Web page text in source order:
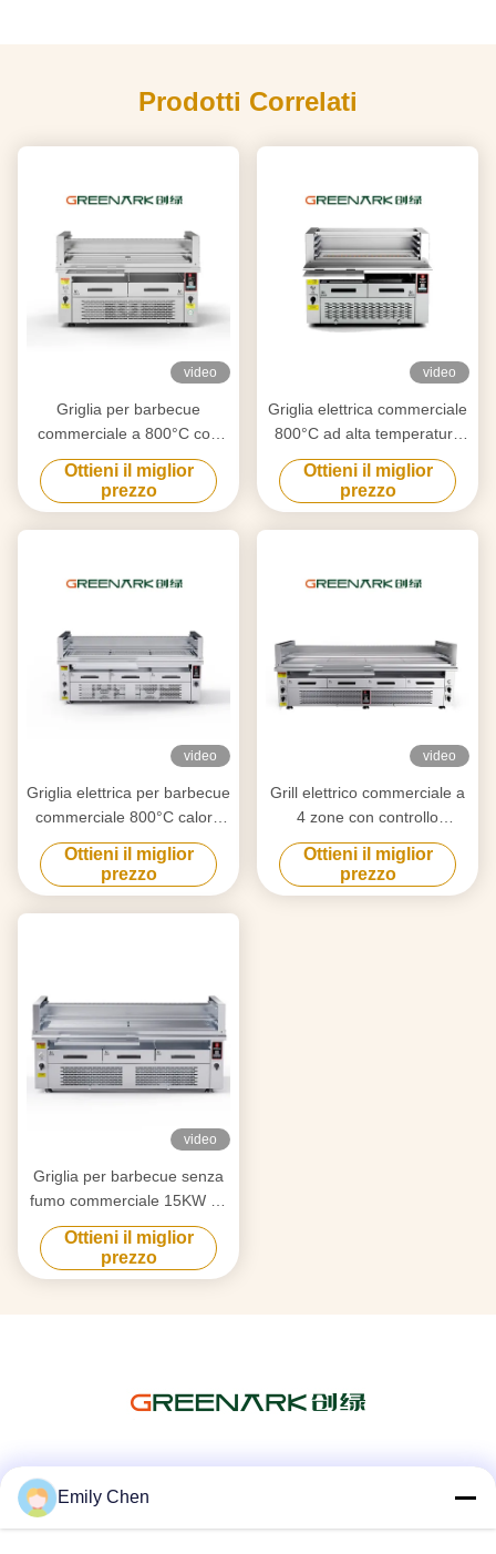
Prodotti Correlati
video
Griglia per barbecue
commerciale a 800°C con
scottatura a doppia zona
Ottieni il miglior
prezzo
video
Griglia elettrica commerciale
800°C ad alta temperatura
6,5kW certificata CE
Ottieni il miglior
prezzo
video
Griglia elettrica per barbecue
commerciale 800°C calore
elevato cottura a 3 zone
Ottieni il miglior
prezzo
video
Grill elettrico commerciale a
4 zone con controllo
indipendente a 800 °C
Ottieni il miglior
prezzo
video
Griglia per barbecue senza
fumo commerciale 15KW ad
alta temperatura
Ottieni il miglior
prezzo
Emily Chen